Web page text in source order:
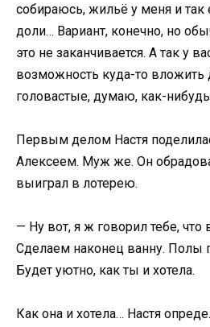
собираюсь, жильё у меня и так
доли… Вариант, конечно, но
это не заканчивается. А так у
возможность куда-то
головастые, думаю, как-нибудь
Первым делом Настя
Алексеем. Муж же. Он
выиграл в лотерею.
— Ну вот, я ж говорил тебе, что
Сделаем наконец ванну. Полы
Будет уютно, как ты и хотела.
Как она и хотела… Настя